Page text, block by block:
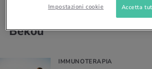
Corsa & Jogging
Rilassamento attivo
Abbassare la pressione sanguigna
Gli articoli di Dott. med.
Bekou
IMMUNOTERAPIA
Impostazioni cookie Accetta